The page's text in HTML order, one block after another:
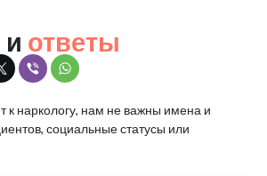
ответы
к наркологу, нам не важны имена и
социальные статусы или